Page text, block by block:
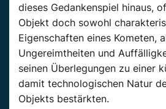
dieses Gedankenspiel hinaus,
Objekt doch sowohl
Eigenschaften eines Kometen,
Ungereimtheiten und
seinen Überlegungen zu einer
damit technologischen Natur
Objekts bestärkten.